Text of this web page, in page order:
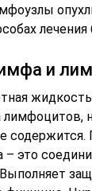
лечения
и
жидкость
лимфоцитов,
это